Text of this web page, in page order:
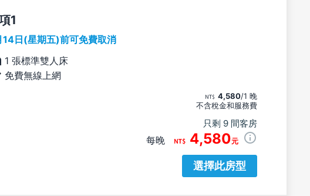
14日(星期五)前可免費取消
1 張標準雙人床
免費無線上網
4,580/1 晚
不含稅金和服務費
只剩 9 間客房
每晚 4,580元
選擇此房型